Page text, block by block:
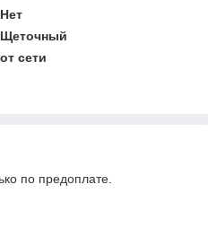
Нет
Щеточный
от сети
по предоплате.